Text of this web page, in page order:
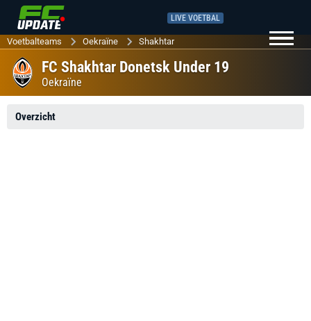
LIVE VOETBAL
Voetbalteams Oekraïne Shakhtar
FC Shakhtar Donetsk Under 19
Oekraïne
Overzicht